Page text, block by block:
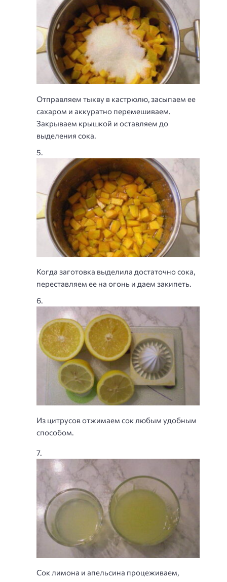
Отправляем тыкву в кастрюлю, засыпаем ее
сахаром и аккуратно перемешиваем.
Закрываем крышкой и оставляем до
выделения сока.
Когда заготовка выделила достаточно сока,
переставляем ее на огонь и даем закипеть.
Из цитрусов отжимаем сок любым удобным
способом.
Сок лимона и апельсина процеживаем,